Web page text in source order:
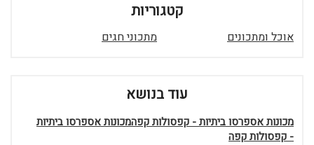
קטגוריות
אוכל ומתכונים מתכוני חגים
עוד בנושא
מכונות אספרסו ביתיות - קפסולות קפהמכונות אספרסו ביתיות
- קפסולות קפה